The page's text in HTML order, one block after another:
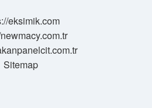
eksimik.com
Sitemap